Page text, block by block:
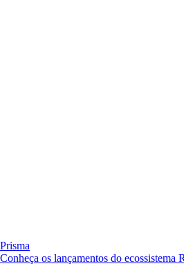
Prisma
Conheça os lançamentos do ecossistema